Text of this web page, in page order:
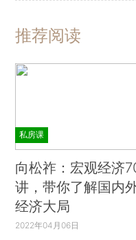
推荐阅读
私房课
向松祚：宏观经济
讲，带你了解国内
经济大局
2022年04月06日